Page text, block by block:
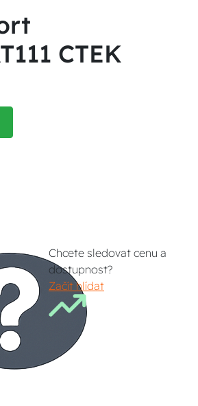
CTEK
Chcete sledovat cenu a
dostupnost?
Začít hlídat